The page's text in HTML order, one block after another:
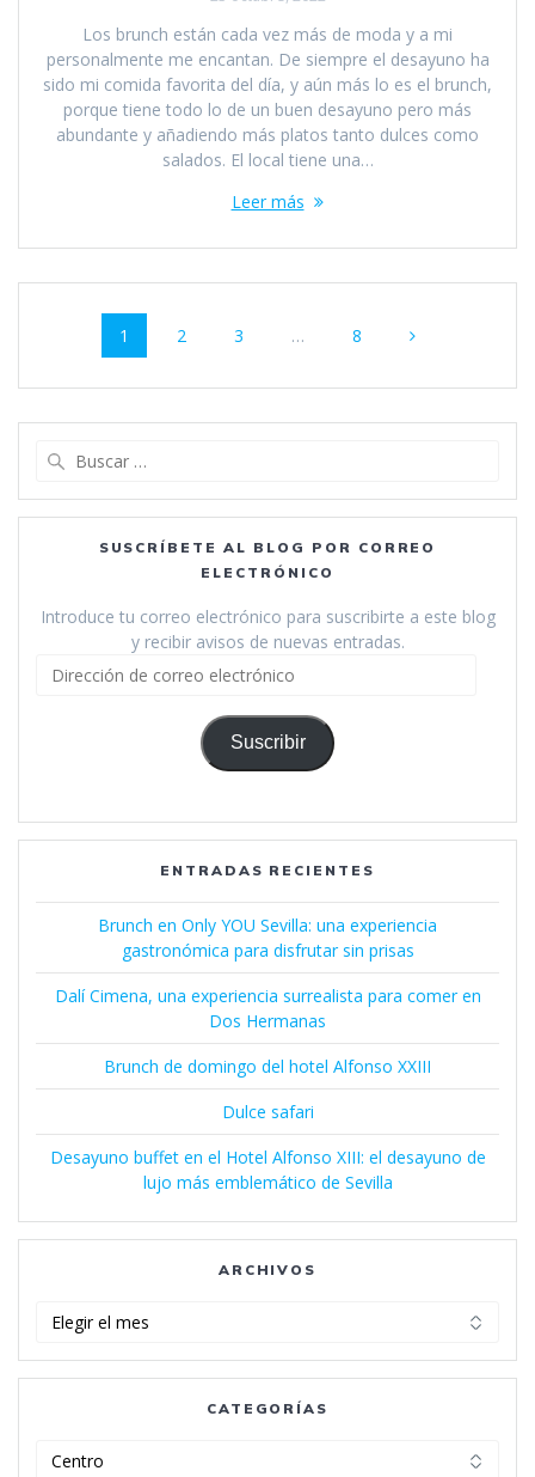
Los brunch están cada vez más de moda y a mi
personalmente me encantan. De siempre el desayuno ha
sido mi comida favorita del día, y aún más lo es el brunch,
porque tiene todo lo de un buen desayuno pero más
abundante y añadiendo más platos tanto dulces como
salados. El local tiene una…
Leer más
Navegación
entradas
Página
1 Página
2 Página
3 … Página
8
SUSCRÍBETE AL BLOG POR CORREO
ELECTRÓNICO
Introduce tu correo electrónico para suscribirte a este blog
y recibir avisos de nuevas entradas.
Dirección
de
correo
electrónico
Suscribir
ENTRADAS RECIENTES
Brunch en Only YOU Sevilla: una experiencia
gastronómica para disfrutar sin prisas
Dalí Cimena, una experiencia surrealista para comer en
Dos Hermanas
Brunch de domingo del hotel Alfonso XXIII
Dulce safari
Desayuno buffet en el Hotel Alfonso XIII: el desayuno de
lujo más emblemático de Sevilla
ARCHIVOS
CATEGORÍAS